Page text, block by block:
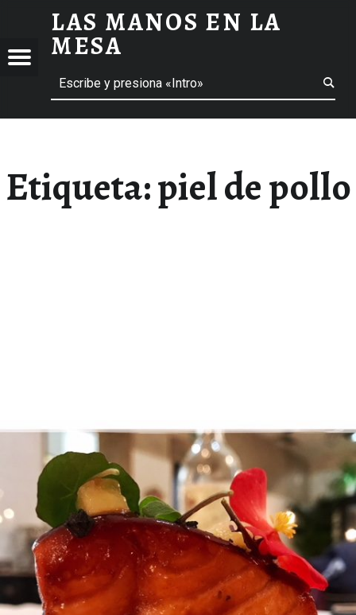
PIEL DE POLLO ARCHIVOS - LAS MANOS EN LA MESA
LAS MANOS EN LA
MESA
Menú Buscar
Etiqueta:piel de pollo